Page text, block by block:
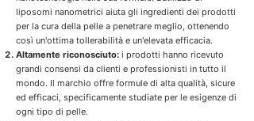
liposomi nanometrici aiuta gli ingredienti dei prodotti
per la cura della pelle a penetrare meglio, ottenendo
così un'ottima tollerabilità e un'elevata efficacia.
Altamente riconosciuto: i prodotti hanno ricevuto
grandi consensi da clienti e professionisti in tutto il
mondo. Il marchio offre formule di alta qualità, sicure
ed efficaci, specificamente studiate per le esigenze di
ogni tipo di pelle.